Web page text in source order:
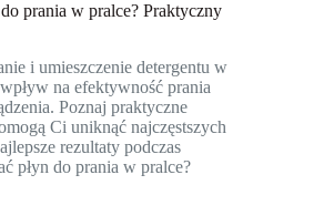
prania w pralce? Praktyczny
i umieszczenie detergentu w
na efektywność prania
Poznaj praktyczne
Ci uniknąć najczęstszych
rezultaty podczas
płyn do prania w pralce?